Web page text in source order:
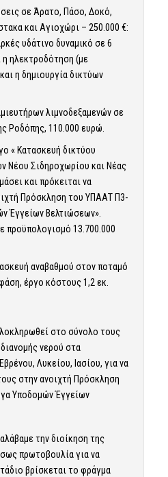
σε Άρατο, Πάσο, Δοκό,
και Αγιοχώρι – 250.000 €:
υδάτινο δυναμικό σε 6
ηλεκτροδότηση (με
η δημιουργία δικτύων
λιμνοδεξαμενών σε
Ροδόπης, 110.000 ευρώ.
« Κατασκευή δικτύου
Νέου Σιδηροχωρίου και Νέας
και πρόκειται να
Πρόσκληση του ΥΠΑΑΤ Π3-
Έγγείων Βελτιώσεων».
προϋπολογισμό 13.700.000
αναβαθμού στον ποταμό
έργο κόστους 1,2 εκ.
στο σύνολο τους
νερού στα
Λυκείου, Ιασίου, για να
στην ανοιχτή Πρόσκληση
Υποδομών Έγγείων
την διοίκηση της
πρωτοβουλία για να
βρίσκεται το φράγμα